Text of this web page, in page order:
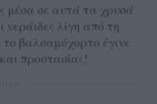
μέσα σε αυτά τα χρυσά
νεράιδες λίγη από τη
το βαλσαμόχορτο έγινε
προστασίας!